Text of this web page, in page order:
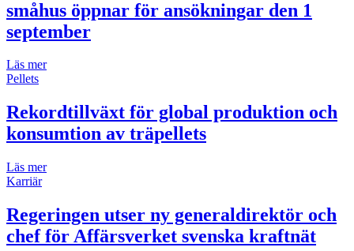
småhus öppnar för ansökningar den 1
september
Läs mer
Pellets
Rekordtillväxt för global produktion och
konsumtion av träpellets
Läs mer
Karriär
Regeringen utser ny generaldirektör och
chef för Affärsverket svenska kraftnät